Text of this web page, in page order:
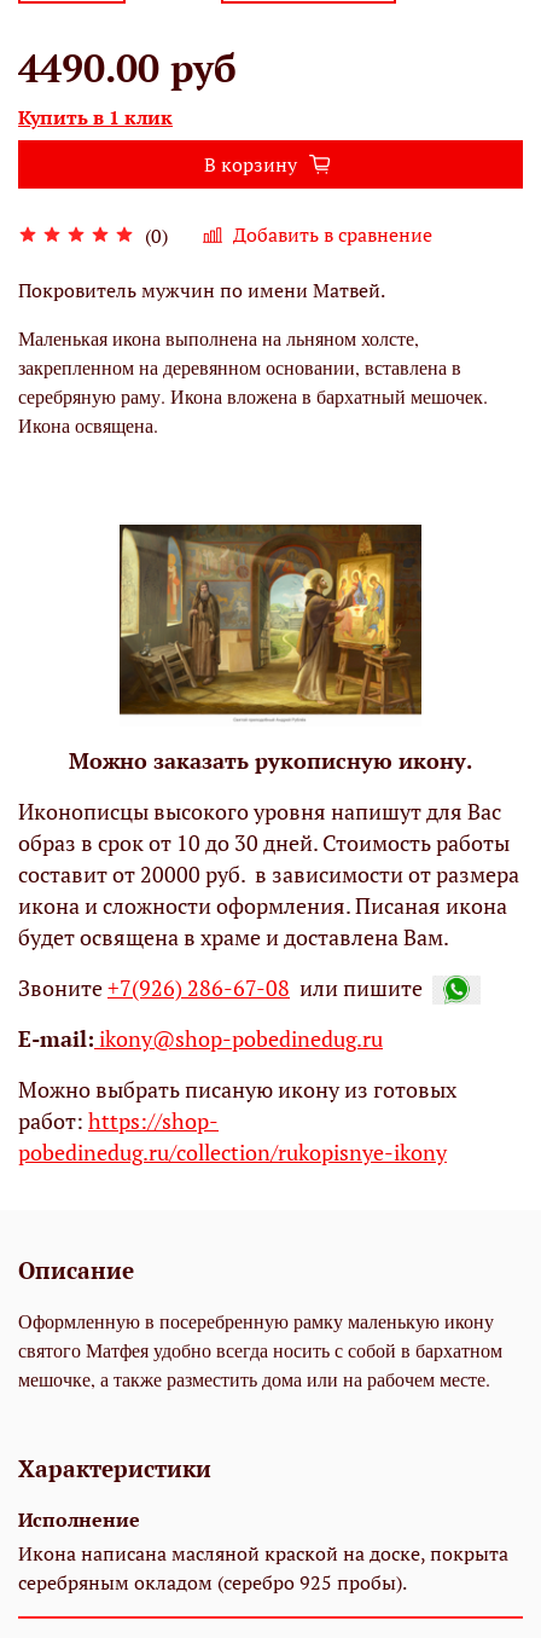
(0) Добавить в сравнение
4490.00 руб
Купить в 1 клик
В корзину
Покровитель мужчин по имени Матвей.
Маленькая икона выполнена на льняном холсте,
закрепленном на деревянном основании, вставлена в
серебряную раму. Икона вложена в бархатный мешочек.
Икона освящена.
Можно заказать рукописную икону.
Иконописцы высокого уровня напишут для Вас
образ в срок от 10 до 30 дней. Стоимость работы
составит от 20000 руб. в зависимости от размера
икона и сложности оформления. Писаная икона
будет освящена в храме и доставлена Вам.
Звоните+7(926) 286-67-08 или пишите
Е-mail: ikony@shop-pobedinedug.ru
Можно выбрать писаную икону из готовых
работ: https://shop-
pobedinedug.ru/collection/rukopisnye-ikony
Описание
Оформленную в посеребренную рамку маленькую икону
святого Матфея удобно всегда носить с собой в бархатном
мешочке, а также разместить дома или на рабочем месте.
Характеристики
Исполнение
Икона написана масляной краской на доске, покрыта
серебряным окладом (серебро 925 пробы).